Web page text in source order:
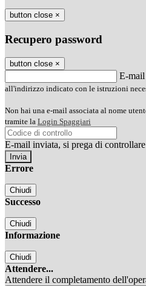
button close ×
Recupero password
button close ×
E-mail
all'indirizzo indicato con le istruzioni
Non hai una e-mail associata al nome
tramite la Login Spaggiari
E-mail inviata, si prega di
Errore
Chiudi
Successo
Chiudi
Informazione
Chiudi
Attendere...
Attendere il completamento